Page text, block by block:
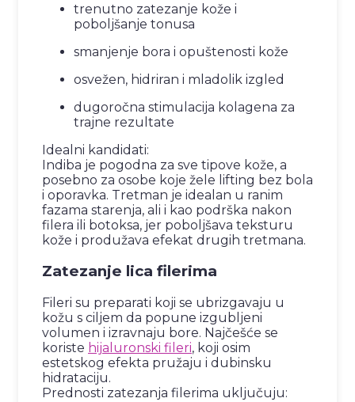
trenutno zatezanje kože i
poboljšanje tonusa
smanjenje bora i opuštenosti kože
osvežen, hidriran i mladolik izgled
dugoročna stimulacija kolagena za
trajne rezultate
Idealni kandidati:
Indiba je pogodna za sve tipove kože, a
posebno za osobe koje žele lifting bez bola
i oporavka. Tretman je idealan u ranim
fazama starenja, ali i kao podrška nakon
filera ili botoksa, jer poboljšava teksturu
kože i produžava efekat drugih tretmana.
Zatezanje lica filerima
Fileri su preparati koji se ubrizgavaju u
kožu s ciljem da popune izgubljeni
volumen i izravnaju bore. Najčešće se
koriste hijaluronski fileri, koji osim
estetskog efekta pružaju i dubinsku
hidrataciju.
Prednosti zatezanja filerima uključuju: